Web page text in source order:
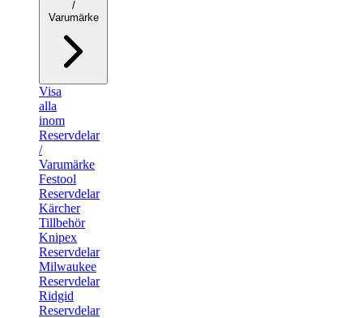
/
Varumärke
Visa
alla
inom
Reservdelar
/
Varumärke
Festool
Reservdelar
Kärcher
Tillbehör
Knipex
Reservdelar
Milwaukee
Reservdelar
Ridgid
Reservdelar